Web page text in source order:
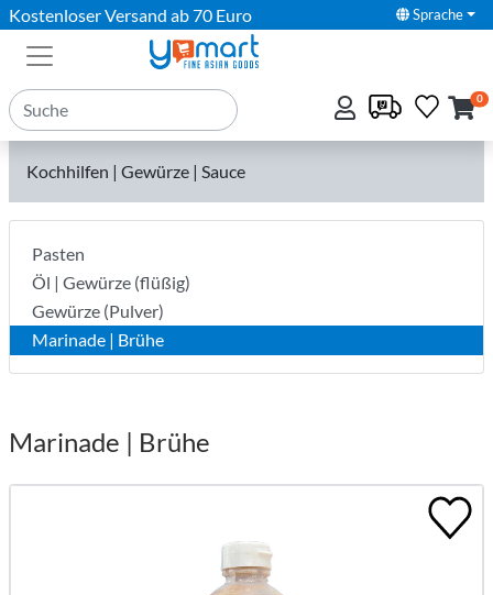
Kostenloser Versand ab 70 Euro Sprache
0
Kochhilfen | Gewürze | Sauce
Pasten
Öl | Gewürze (flüßig)
Gewürze (Pulver)
Marinade | Brühe
Marinade | Brühe